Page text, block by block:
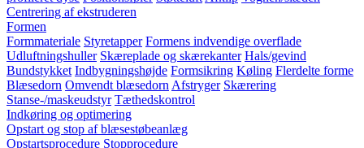
Centrering af ekstruderen
Formen
Formmateriale Styretapper Formens indvendige overflade
Udluftningshuller Skæreplade og skærekanter Hals/gevind
Bundstykket Indbygningshøjde Formsikring Køling Flerdelte forme
Blæsedorn Omvendt blæsedorn Afstryger Skærering
Stanse-/maskeudstyr Tæthedskontrol
Indkøring og optimering
Opstart og stop af blæsestøbeanlæg
Opstartsprocedure Stopprocedure